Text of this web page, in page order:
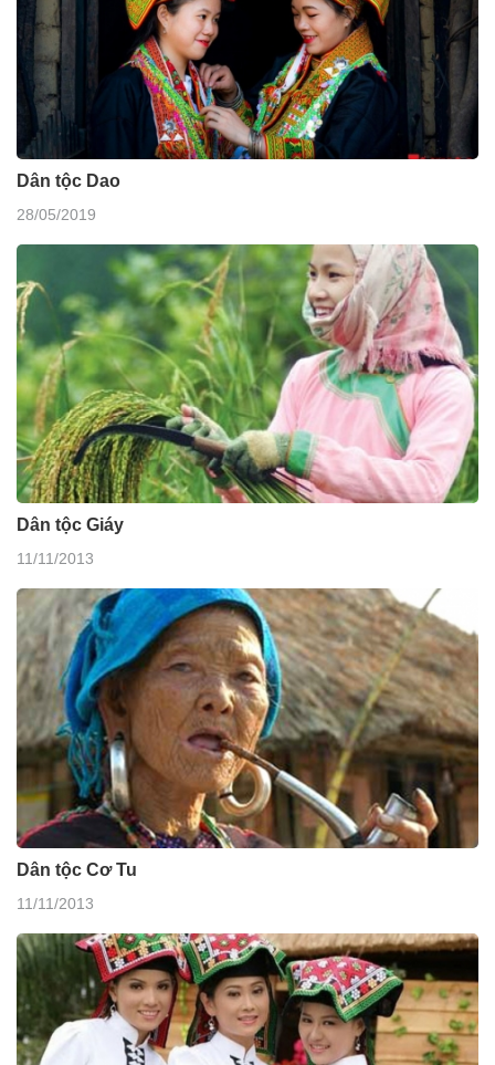
Dân tộc Dao
28/05/2019
Dân tộc Giáy
11/11/2013
Dân tộc Cơ Tu
11/11/2013